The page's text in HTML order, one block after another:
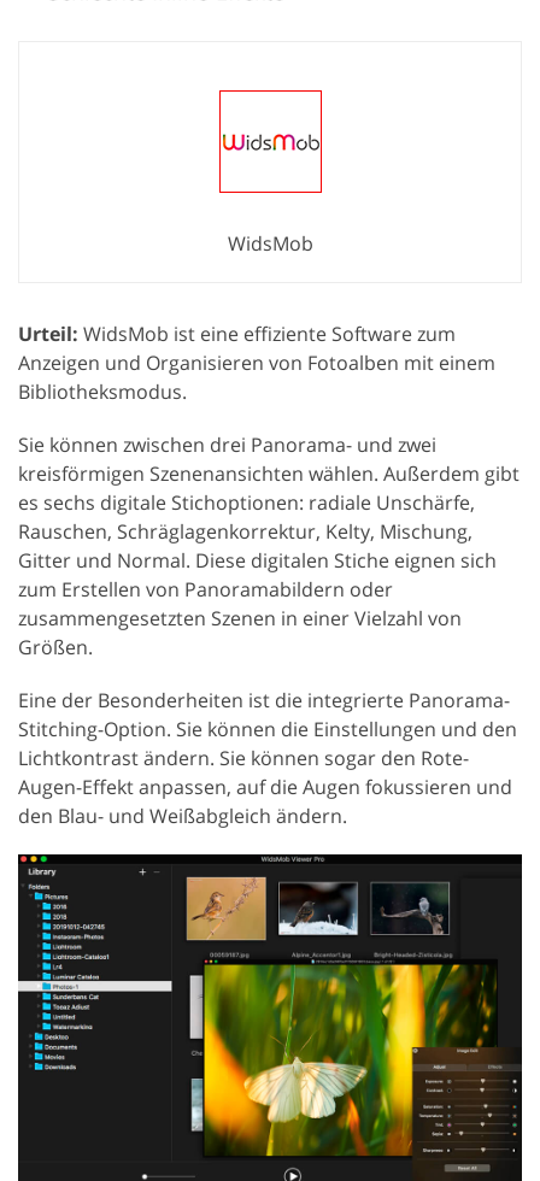
WidsMob
Urteil: WidsMob ist eine effiziente Software zum
Anzeigen und Organisieren von Fotoalben mit einem
Bibliotheksmodus.
Sie können zwischen drei Panorama- und zwei
kreisförmigen Szenenansichten wählen. Außerdem gibt
es sechs digitale Stichoptionen: radiale Unschärfe,
Rauschen, Schräglagenkorrektur, Kelty, Mischung,
Gitter und Normal. Diese digitalen Stiche eignen sich
zum Erstellen von Panoramabildern oder
zusammengesetzten Szenen in einer Vielzahl von
Größen.
Eine der Besonderheiten ist die integrierte Panorama-
Stitching-Option. Sie können die Einstellungen und den
Lichtkontrast ändern. Sie können sogar den Rote-
Augen-Effekt anpassen, auf die Augen fokussieren und
den Blau- und Weißabgleich ändern.